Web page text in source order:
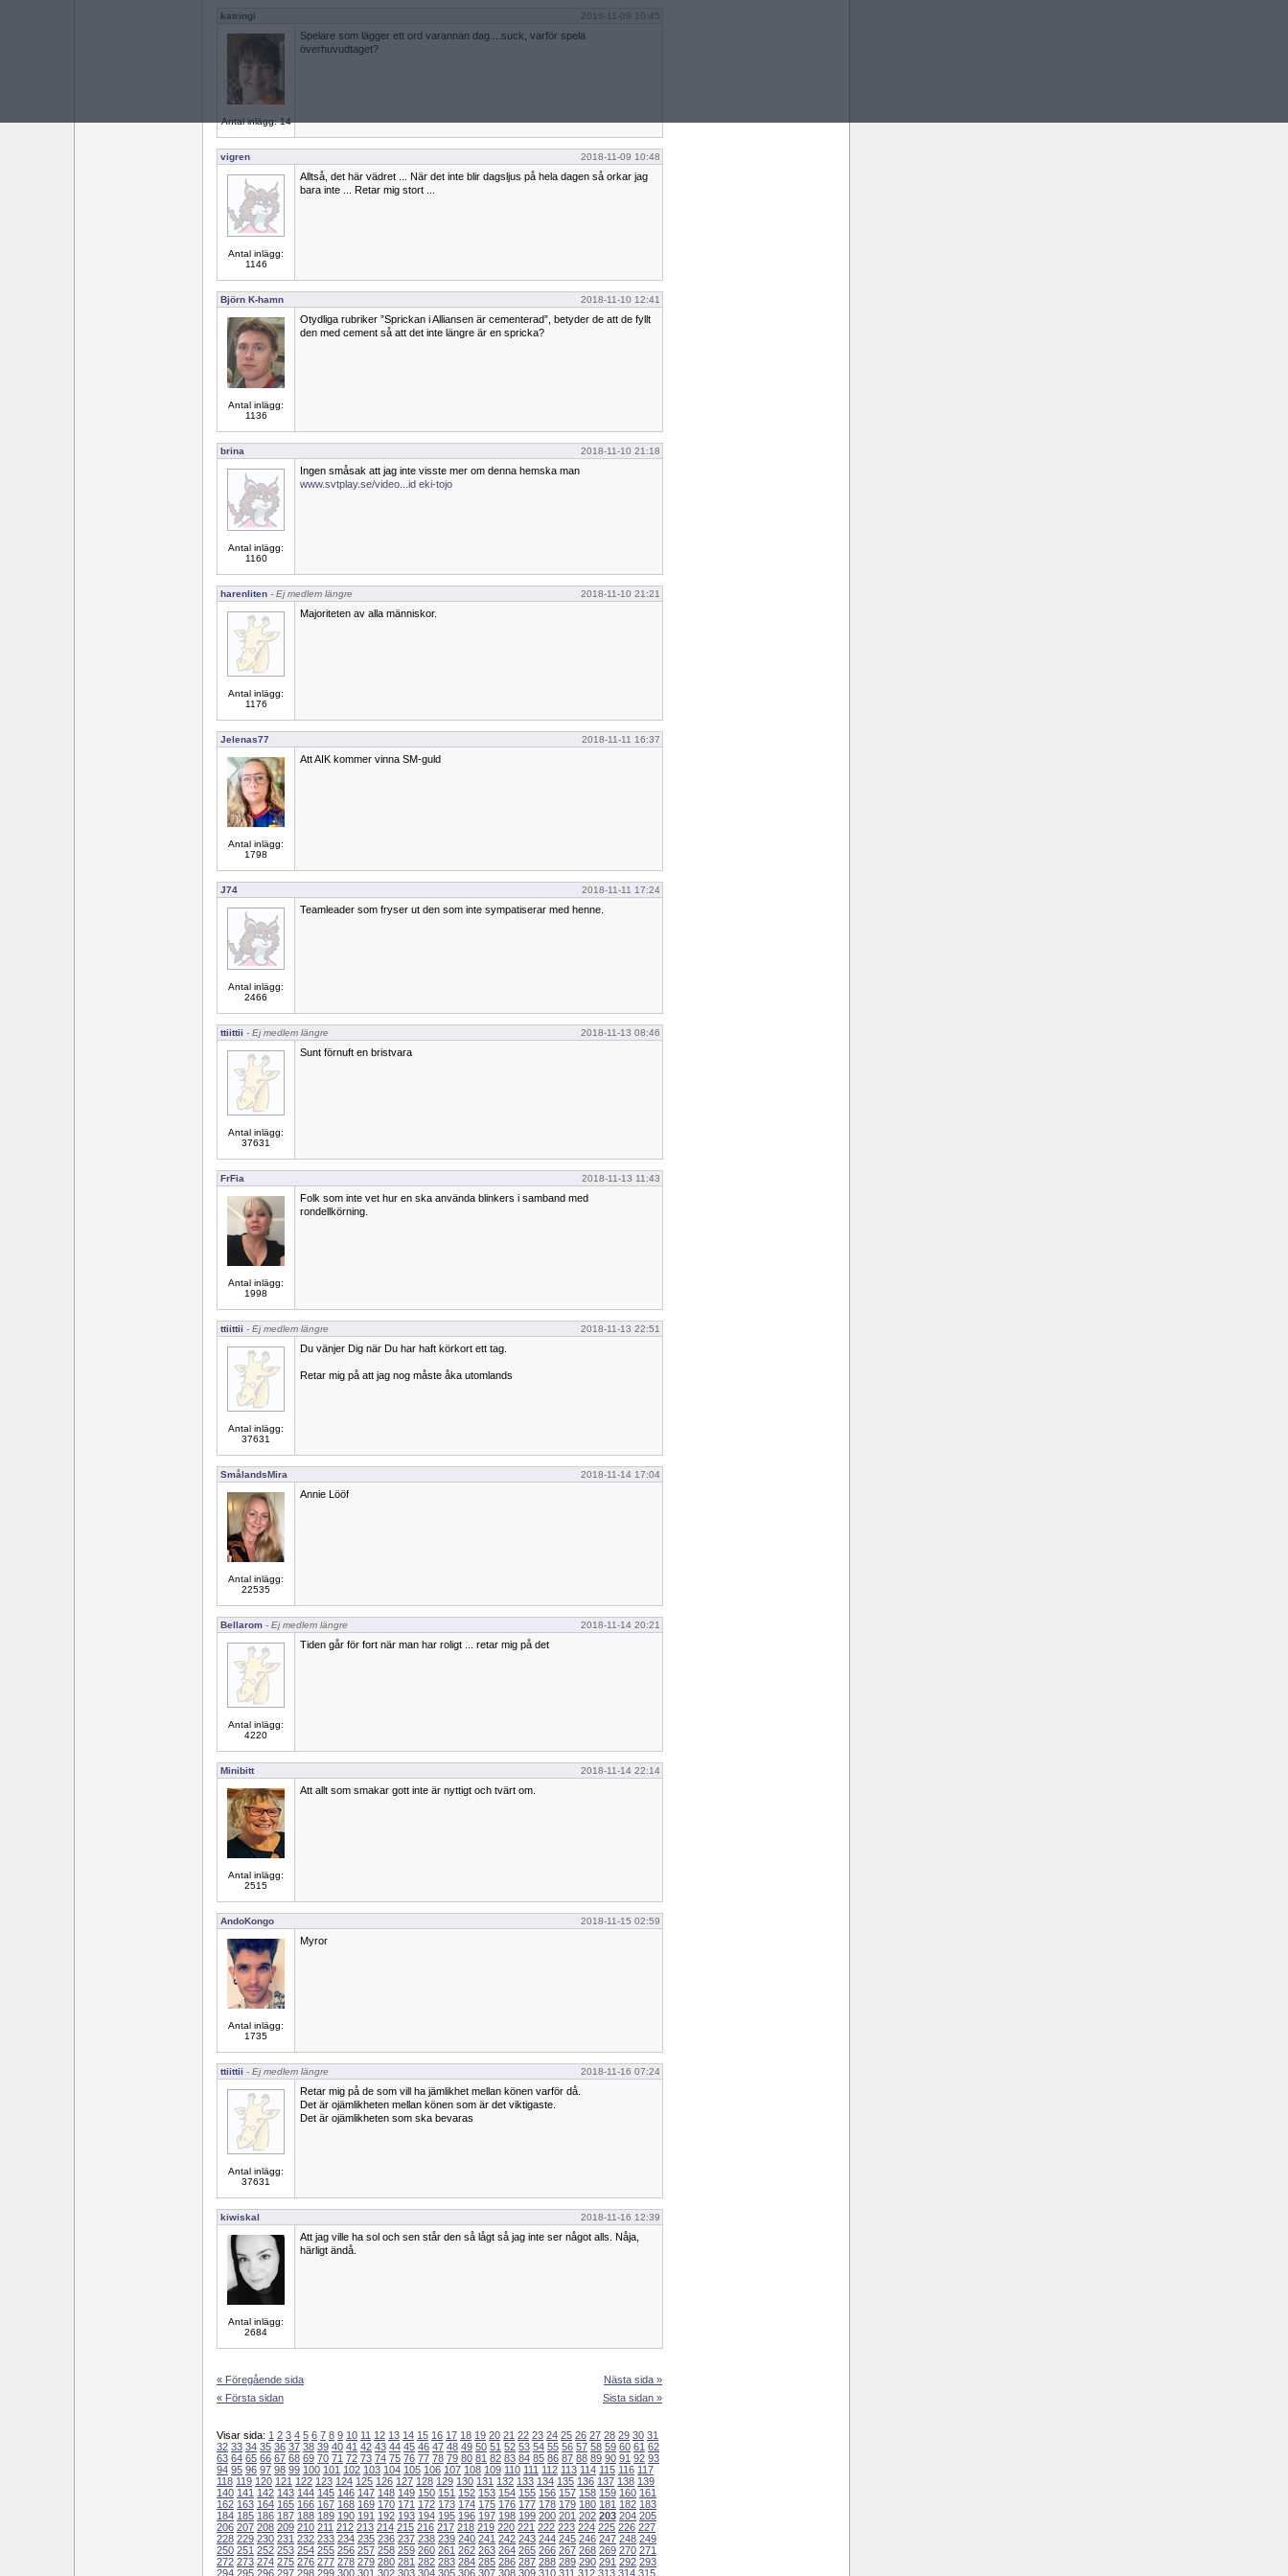
katringi 2018-11-09 10:45
Antal inlägg: 14
Spelare som lägger ett ord varannan dag....suck, varför spela
överhuvudtaget?
vigren 2018-11-09 10:48
Antal inlägg:
1146
Alltså, det här vädret ... När det inte blir dagsljus på hela dagen så orkar jag
bara inte ... Retar mig stort ...
Björn K-hamn 2018-11-10 12:41
Antal inlägg:
1136
Otydliga rubriker ”Sprickan i Alliansen är cementerad”, betyder de att de fyllt
den med cement så att det inte längre är en spricka?
brina 2018-11-10 21:18
Antal inlägg:
1160
Ingen småsak att jag inte visste mer om denna hemska man
www.svtplay.se/video...id eki-tojo
harenliten - Ej medlem längre 2018-11-10 21:21
Antal inlägg:
1176
Majoriteten av alla människor.
Jelenas77 2018-11-11 16:37
Antal inlägg:
1798
Att AIK kommer vinna SM-guld
J74 2018-11-11 17:24
Antal inlägg:
2466
Teamleader som fryser ut den som inte sympatiserar med henne.
ttiittii - Ej medlem längre 2018-11-13 08:46
Antal inlägg:
37631
Sunt förnuft en bristvara
FrFia 2018-11-13 11:43
Antal inlägg:
1998
Folk som inte vet hur en ska använda blinkers i samband med
rondellkörning.
ttiittii - Ej medlem längre 2018-11-13 22:51
Antal inlägg:
37631
Du vänjer Dig när Du har haft körkort ett tag.
Retar mig på att jag nog måste åka utomlands
SmålandsMira 2018-11-14 17:04
Antal inlägg:
22535
Annie Lööf
Bellarom - Ej medlem längre 2018-11-14 20:21
Antal inlägg:
4220
Tiden går för fort när man har roligt ... retar mig på det
Minibitt 2018-11-14 22:14
Antal inlägg:
2515
Att allt som smakar gott inte är nyttigt och tvärt om.
AndoKongo 2018-11-15 02:59
Antal inlägg:
1735
Myror
ttiittii - Ej medlem längre 2018-11-16 07:24
Antal inlägg:
37631
Retar mig på de som vill ha jämlikhet mellan könen varför då.
Det är ojämlikheten mellan könen som är det viktigaste.
Det är ojämlikheten som ska bevaras
kiwiskal 2018-11-16 12:39
Antal inlägg:
2684
Att jag ville ha sol och sen står den så lågt så jag inte ser något alls. Nåja,
härligt ändå.
« Föregående sida
« Första sidan
Nästa sida »
Sista sidan »
Visar sida: 1 2 3 4 5 6 7 8 9 10 11 12 13 14 15 16 17 18 19 20 21 22 23 24 25 26 27 28 29 30 31
32 33 34 35 36 37 38 39 40 41 42 43 44 45 46 47 48 49 50 51 52 53 54 55 56 57 58 59 60 61 62
63 64 65 66 67 68 69 70 71 72 73 74 75 76 77 78 79 80 81 82 83 84 85 86 87 88 89 90 91 92 93
94 95 96 97 98 99 100 101 102 103 104 105 106 107 108 109 110 111 112 113 114 115 116 117
118 119 120 121 122 123 124 125 126 127 128 129 130 131 132 133 134 135 136 137 138 139
140 141 142 143 144 145 146 147 148 149 150 151 152 153 154 155 156 157 158 159 160 161
162 163 164 165 166 167 168 169 170 171 172 173 174 175 176 177 178 179 180 181 182 183
184 185 186 187 188 189 190 191 192 193 194 195 196 197 198 199 200 201 202 203 204 205
206 207 208 209 210 211 212 213 214 215 216 217 218 219 220 221 222 223 224 225 226 227
228 229 230 231 232 233 234 235 236 237 238 239 240 241 242 243 244 245 246 247 248 249
250 251 252 253 254 255 256 257 258 259 260 261 262 263 264 265 266 267 268 269 270 271
272 273 274 275 276 277 278 279 280 281 282 283 284 285 286 287 288 289 290 291 292 293
294 295 296 297 298 299 300 301 302 303 304 305 306 307 308 309 310 311 312 313 314 315